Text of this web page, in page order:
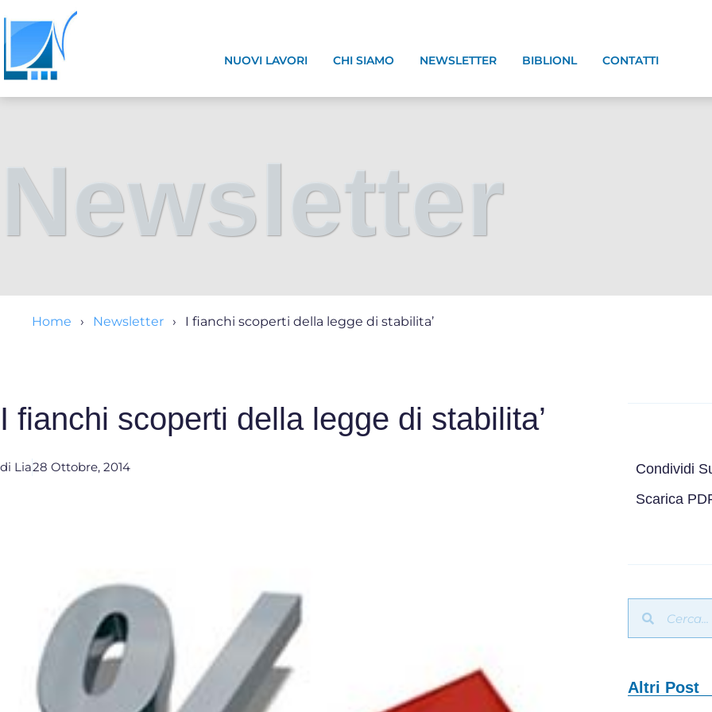
NUOVI LAVORI CHI SIAMO NEWSLETTER BIBLIONL CONTATTI
Newsletter
Home Newsletter I fianchi scoperti della legge di stabilita’
I fianchi scoperti della legge di stabilita’
di Lia28 Ottobre, 2014
Condividi
Scarica
Altri Post